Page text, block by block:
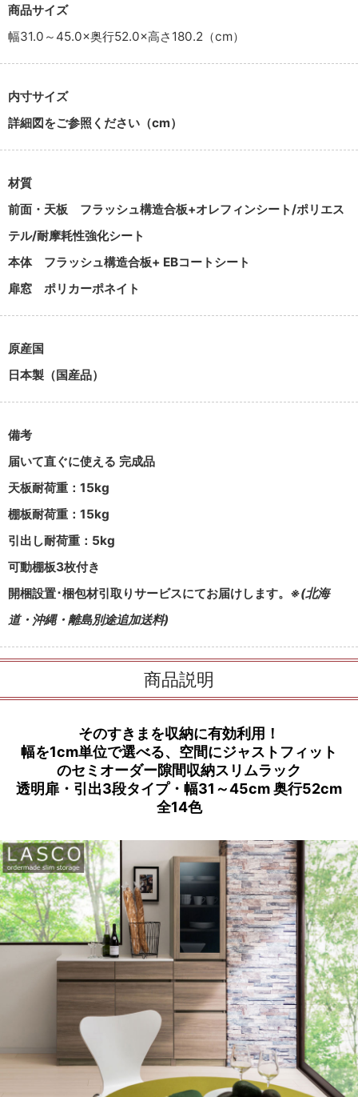
商品サイズ
幅31.0～45.0×奥行52.0×高さ180.2（cm）
内寸サイズ
詳細図をご参照ください（cm）
材質
前面・天板 フラッシュ構造合板+オレフィンシート/ポリエス
テル/耐摩耗性強化シート
本体フラッシュ構造合板+ EBコートシート
扉窓 ポリカーポネイト
原産国
日本製（国産品）
備考
届いて直ぐに使える 完成品
天板耐荷重：15kg
棚板耐荷重：15kg
引出し耐荷重：5kg
可動棚板3枚付き
開梱設置･梱包材引取りサービスにてお届けします。 ※(北海
道・沖縄・離島別途追加送料)
商品説明
そのすきまを収納に有効利用！
幅を1cm単位で選べる、空間にジャストフィット
のセミオーダー隙間収納スリムラック
透明扉・引出3段タイプ・幅31～45cm 奥行52cm
全14色